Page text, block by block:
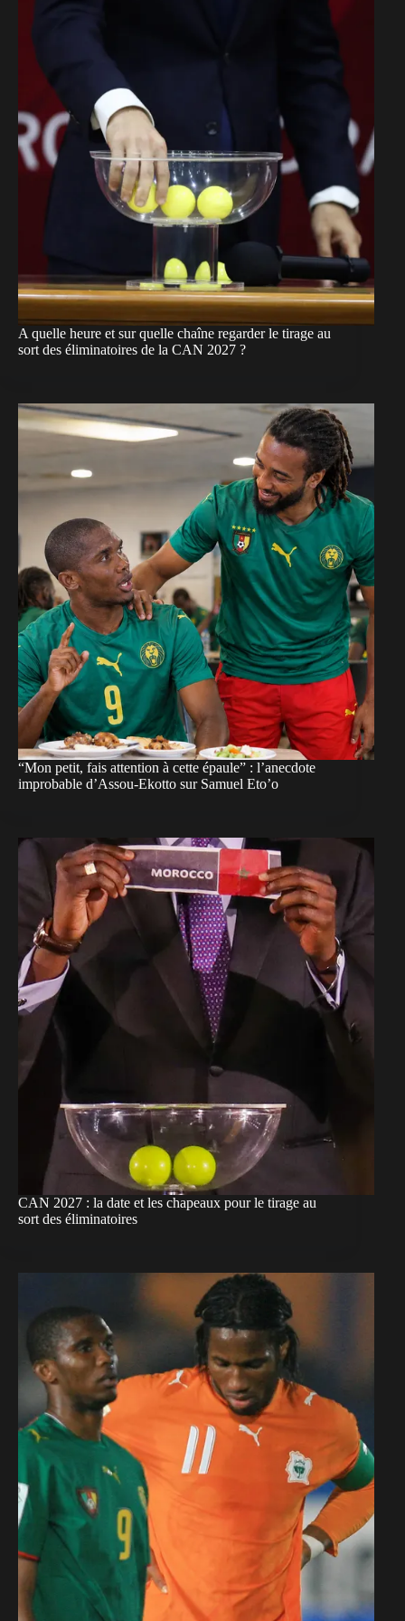
A quelle heure et sur quelle chaîne regarder le tirage au
sort des éliminatoires de la CAN 2027 ?
“Mon petit, fais attention à cette épaule” : l’anecdote
improbable d’Assou-Ekotto sur Samuel Eto’o
CAN 2027 : la date et les chapeaux pour le tirage au
sort des éliminatoires